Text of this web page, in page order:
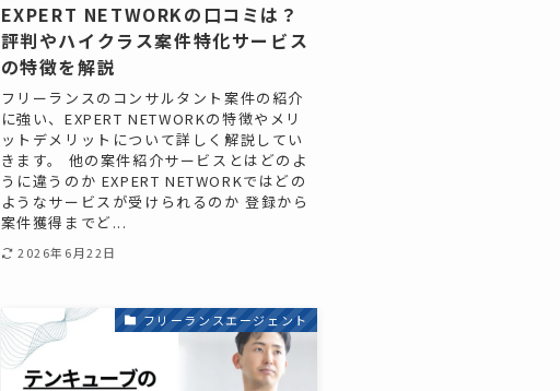
EXPERT NETWORKの口コミは？
評判やハイクラス案件特化サービス
の特徴を解説
フリーランスのコンサルタント案件の紹介
に強い、EXPERT NETWORKの特徴やメリ
ットデメリットについて詳しく解説してい
きます。 他の案件紹介サービスとはどのよ
うに違うのか EXPERT NETWORKではどの
ようなサービスが受けられるのか 登録から
案件獲得までど...
2026年6月22日
フリーランスエージェント